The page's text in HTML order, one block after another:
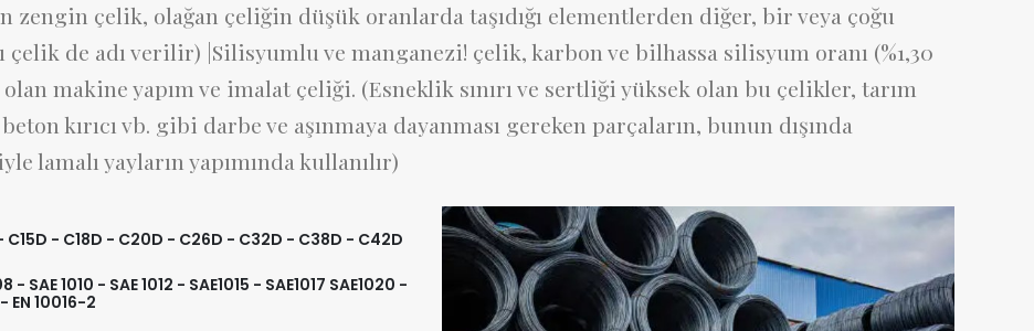
zengin çelik, olağan çeliğin düşük oranlarda taşıdığı elementlerden diğer, bir veya çoğu
çelik de adı verilir) |Silisyumlu ve manganezi! çelik, karbon ve bilhassa silisyum oranı (%1,30
olan makine yapım ve imalat çeliği. (Esneklik sınırı ve sertliği yüksek olan bu çelikler, tarım
kırıcı vb. gibi darbe ve aşınmaya dayanması gereken parçaların, bunun dışında
lamalı yayların yapımında kullanılır)
- C18D - C20D - C26D - C32D - C38D - C42D
SAE 1010 - SAE 1012 - SAE1015 - SAE1017 SAE1020 -
EN 10016-2